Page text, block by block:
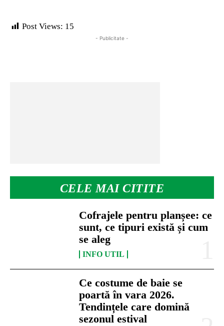
CELE MAI CITITE
Cofrajele pentru planșee: ce
sunt, ce tipuri există și cum
se aleg
INFO UTIL
Ce costume de baie se
poartă în vara 2026.
Tendințele care domină
sezonul estival
Post Views: 15
- Publicitate -